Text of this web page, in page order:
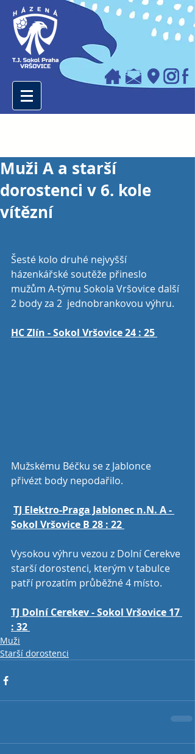
Muži A a starší
dorostenci v 6. kole
vítězní
Šesté kolo druhé nejvyšší
házenkářské soutěže přineslo
mužům A-týmu Sokola Vršovice další
2 body za 2  jednobrankovou výhru.
HC Zlín - Sokol Vršovice 24 : 25
Mužskému Béčku se z Jablonce
přivézt body nepodařilo.
TJ Elektro-Praga Jablonec n.N. A -
Sokol Vršovice B 28 : 22
Vysokou výhru vezou z Dolní Cerekve
starší dorostenci, kterým v tabulce
patří prozatím průběžné 4 místo.
TJ Dolní Cerekev - Sokol Vršovice 17
: 32
Muži
Starší dorostenci